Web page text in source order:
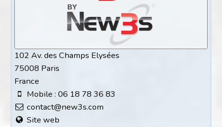
102 Av. des Champs Elysées
75008 Paris
France
Mobile : 06 18 78 36 83
contact@new3s.com
Site web